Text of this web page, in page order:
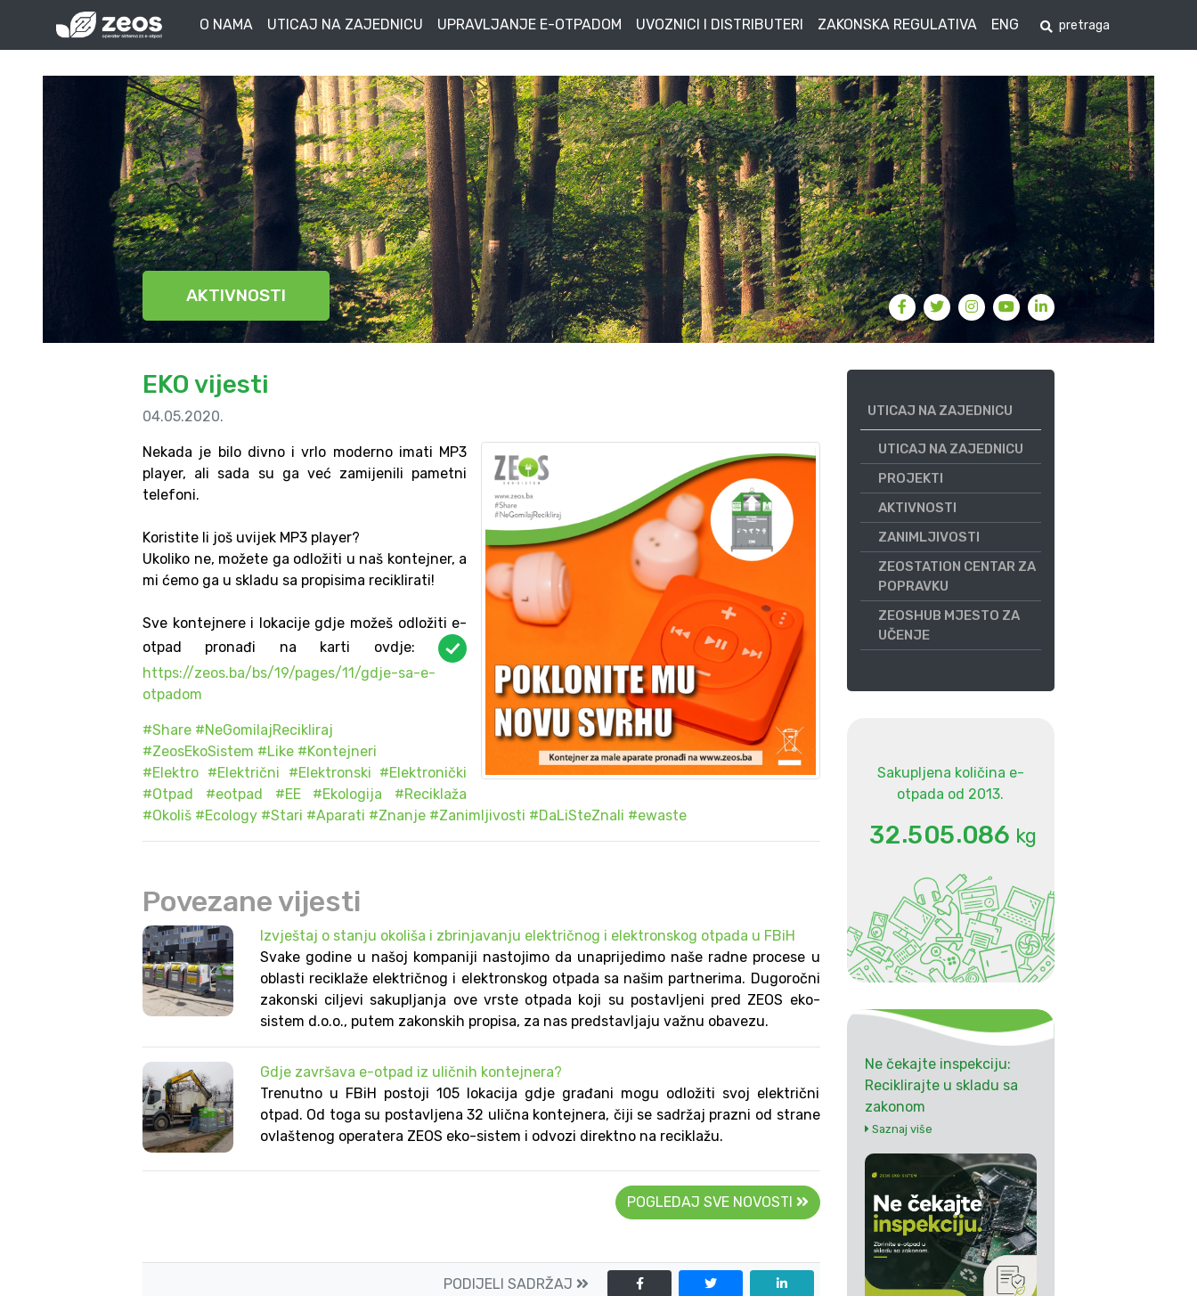
O NAMA UTICAJ NA ZAJEDNICU UPRAVLJANJE E-OTPADOM UVOZNICI I DISTRIBUTERI ZAKONSKA REGULATIVA ENG
AKTIVNOSTI
EKO vijesti
04.05.2020.
Nekada je bilo divno i vrlo moderno imati MP3
player, ali sada su ga već zamijenili pametni
telefoni.
Koristite li još uvijek MP3 player?
Ukoliko ne, možete ga odložiti u naš kontejner, a
mi ćemo ga u skladu sa propisima reciklirati!
Sve kontejnere i lokacije gdje možeš odložiti e-
otpad pronađi na karti ovdje:
https://zeos.ba/bs/19/pages/11/gdje-sa-e-
otpadom
#Share #NeGomilajRecikliraj
#ZeosEkoSistem #Like #Kontejneri
#Elektro #Električni #Elektronski #Elektronički
#Otpad
#eotpad #EE #Ekologija
#Reciklaža
#Okoliš #Ecology #Stari #Aparati #Znanje #Zanimljivosti #DaLiSteZnali #ewaste
Povezane vijesti
Izvještaj o stanju okoliša i zbrinjavanju električnog i elektronskog otpada u FBiH
Svake godine u našoj kompaniji nastojimo da unaprijedimo naše radne procese u
oblasti reciklaže električnog i elektronskog otpada sa našim partnerima. Dugoročni
zakonski ciljevi sakupljanja ove vrste otpada koji su postavljeni pred ZEOS eko-
sistem d.o.o., putem zakonskih propisa, za nas predstavljaju važnu obavezu.
Gdje završava e-otpad iz uličnih kontejnera?
Trenutno u FBiH postoji 105 lokacija gdje građani mogu odložiti svoj električni
otpad. Od toga su postavljena 32 ulična kontejnera, čiji se sadržaj prazni od strane
ovlaštenog operatera ZEOS eko-sistem i odvozi direktno na reciklažu.
POGLEDAJ SVE NOVOSTI
PODIJELI SADRŽAJ
UTICAJ NA ZAJEDNICU
UTICAJ NA ZAJEDNICU
PROJEKTI
AKTIVNOSTI
ZANIMLJIVOSTI
ZEOSTATION CENTAR ZA
POPRAVKU
ZEOSHUB MJESTO ZA
UČENJE
Sakupljena količina e-
otpada od 2013.
32.505.086 kg
Ne čekajte inspekciju:
Reciklirajte u skladu sa
zakonom
Saznaj više